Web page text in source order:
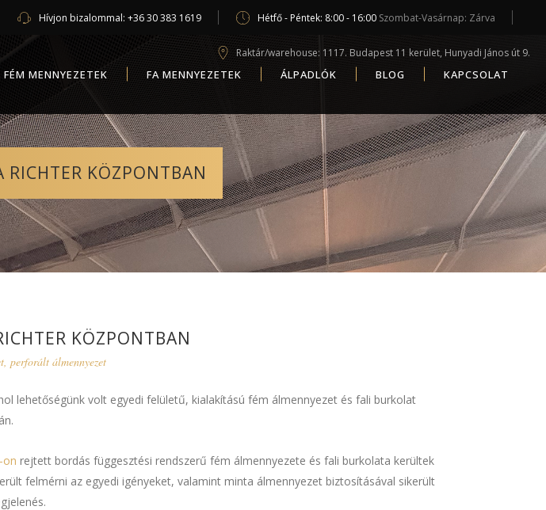
Hívjon bizalommal: +36 30 383 1619 Hétfő - Péntek: 8:00 - 16:00 Szombat-Vasárnap: Zárva
Raktár/warehouse: 1117. Budapest 11 kerület, Hunyadi János út 9.
FÉM MENNYEZETEK FA MENNYEZETEK ÁLPADLÓK BLOG KAPCSOLAT
RICHTER KÖZPONTBAN
KÖZPONTBAN
, perforált álmennyezet
lehetőségünk volt egyedi felületű, kialakítású fém álmennyezet és fali burkolat
on rejtett bordás függesztési rendszerű fém álmennyezete és fali burkolata kerültek
felmérni az egyedi igényeket, valamint minta álmennyezet biztosításával sikerült